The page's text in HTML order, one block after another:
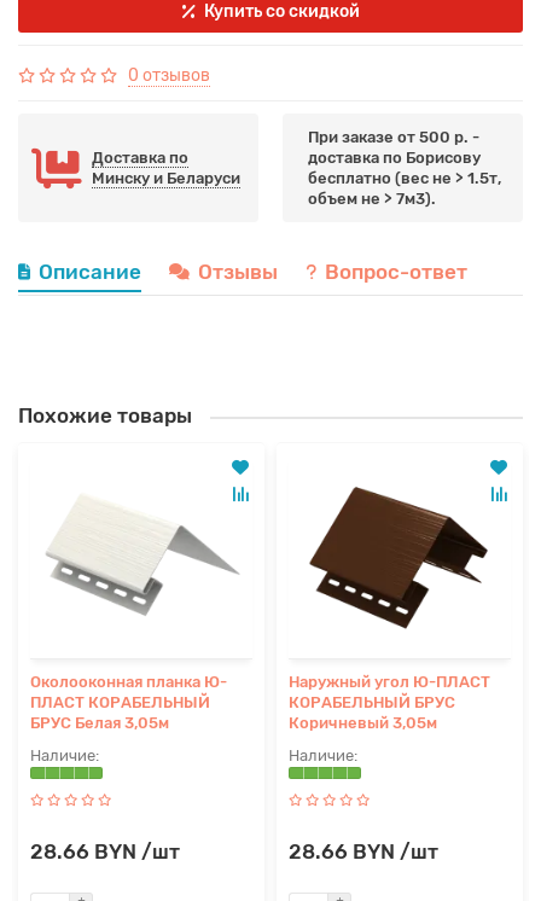
Купить со скидкой
0 отзывов
Доставка по
Минску и Беларуси
При заказе от 500 р. -
доставка по Борисову
бесплатно (вес не > 1.5т,
объем не > 7м3).
Описание Отзывы Вопрос-ответ
Похожие товары
Околооконная планка Ю-
ПЛАСТ КОРАБЕЛЬНЫЙ
БРУС Белая 3,05м
28.66 BYN /шт
Наружный угол Ю-ПЛАСТ
КОРАБЕЛЬНЫЙ БРУС
Коричневый 3,05м
28.66 BYN /шт